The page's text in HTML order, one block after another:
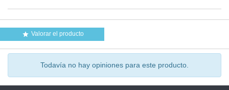
 Valorar el producto
Todavía no hay opiniones para este producto.